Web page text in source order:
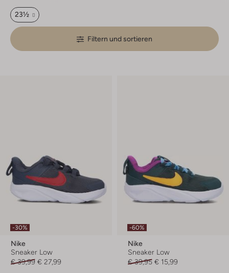
23½
Filtern und sortieren
-30%
Nike
Sneaker Low
€ 39,99 € 27,99
-60%
Nike
Sneaker Low
€ 39,95 € 15,99